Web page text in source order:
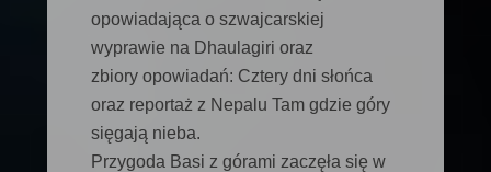
opowiadająca o szwajcarskiej
wyprawie na Dhaulagiri oraz
zbiory opowiadań: Cztery dni słońca
oraz reportaż z Nepalu Tam gdzie góry
sięgają nieba.
Przygoda Basi z górami zaczęła się w